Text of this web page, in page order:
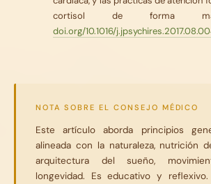
cortisol de forma más
doi.org/10.1016/
NOTA SOBRE EL CONSEJO MÉDICO
Este artículo aborda principios
alineada con la naturaleza, nutrición
arquitectura del sueño,
longevidad. Es educativo y